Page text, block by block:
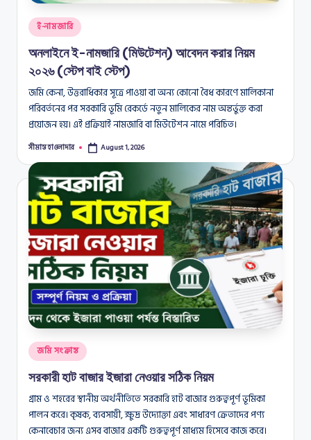
Posted
in
ই-নামজারি
অনলাইনে ই-নামজারি (মিউটেশন) আবেদন করার নিয়ম
২০২৬ (স্টেপ বাই স্টেপ)
জমি কেনা, উত্তরাধিকার সূত্রে পাওয়া বা অন্য কোনো বৈধ কারণে মালিকানা
পরিবর্তনের পর সরকারি ভূমি রেকর্ডে নতুন মালিকের নাম অন্তর্ভুক্ত করা
প্রয়োজন হয়। এই প্রক্রিয়াই নামজারি বা মিউটেশন নামে পরিচিত।
Posted
সীমান্ত হাওলাদার August 1, 2026
Posted
in
জমি সংক্রান্ত
সরকারী হাট বাজার ইজারা নেওয়ার সঠিক নিয়ম
গ্রাম ও শহরের স্থানীয় অর্থনীতিতে সরকারি হাট বাজার গুরুত্বপূর্ণ ভূমিকা
পালন করে। কৃষক, ব্যবসায়ী, ক্ষুদ্র উদ্যোক্তা এবং সাধারণ ক্রেতাদের পণ্য
কেনাবেচার জন্য এসব বাজার একটি গুরুত্বপূর্ণ মাধ্যম হিসেবে কাজ করে।